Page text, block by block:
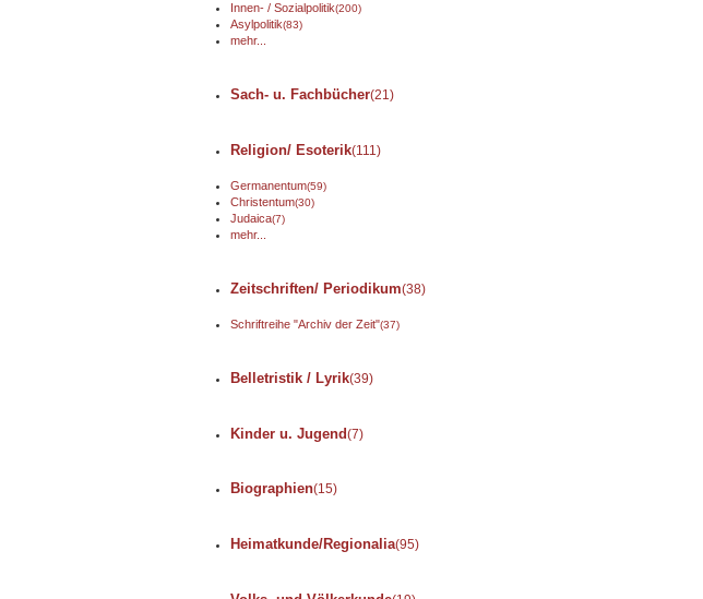
Innen- / Sozialpolitik(200)
Asylpolitik(83)
mehr...
Sach- u. Fachbücher(21)
Religion/ Esoterik(111)
Germanentum(59)
Christentum(30)
Judaica(7)
mehr...
Zeitschriften/ Periodikum(38)
Schriftreihe "Archiv der Zeit"(37)
Belletristik / Lyrik(39)
Kinder u. Jugend(7)
Biographien(15)
Heimatkunde/Regionalia(95)